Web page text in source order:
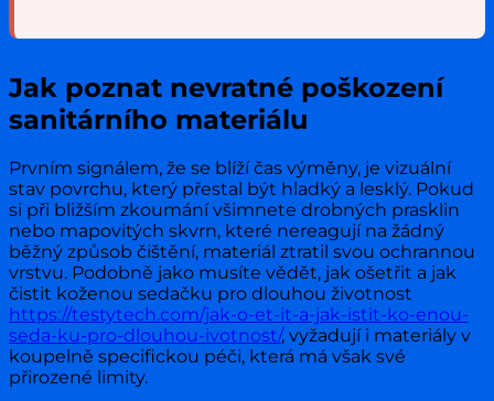
Jak poznat nevratné poškození
sanitárního materiálu
Prvním signálem, že se blíží čas výměny, je vizuální
stav povrchu, který přestal být hladký a lesklý. Pokud
si při bližším zkoumání všimnete drobných prasklin
nebo mapovitých skvrn, které nereagují na žádný
běžný způsob čištění, materiál ztratil svou ochrannou
vrstvu. Podobně jako musíte vědět, jak ošetřit a jak
čistit koženou sedačku pro dlouhou životnost
https://testytech.com/jak-o-et-it-a-jak-istit-ko-enou-
seda-ku-pro-dlouhou-ivotnost/, vyžadují i materiály v
koupelně specifickou péči, která má však své
přirozené limity.